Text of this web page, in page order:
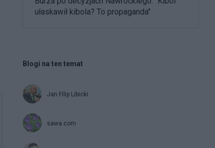
ułaskawił kibola? To propaganda"
Blogi na ten temat
Jan Filip Libicki
sawa.com